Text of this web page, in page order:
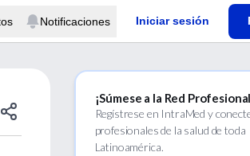
Notificaciones Iniciar sesión
¡Súmese a la Red
Regístrese en IntraMed y
profesionales de la salud de toda
Latinoamérica.